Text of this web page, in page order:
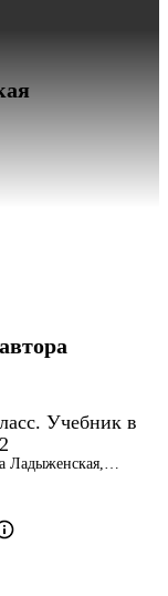
Учебник в
Ладыженская,